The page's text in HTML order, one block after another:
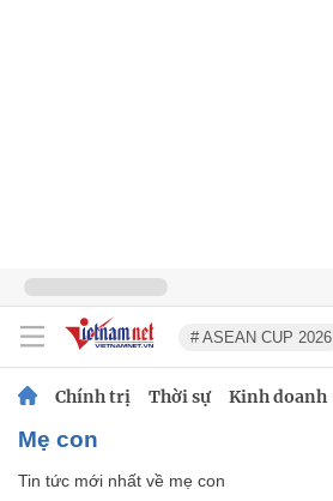
# ASEAN CUP 2026
Chính trị Thời sự Kinh doanh
mẹ con
Tin tức mới nhất về mẹ con